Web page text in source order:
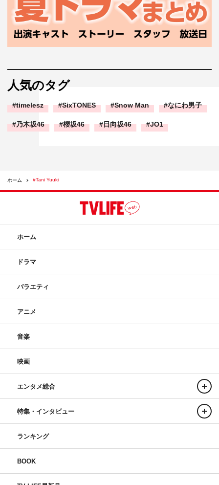
人気のタグ
timelesz SixTONES Snow Man なにわ男子
乃木坂46 櫻坂46 日向坂46 JO1
ホーム #Tani Yuuki
ホーム
ドラマ
バラエティ
アニメ
音楽
映画
エンタメ総合
特集・インタビュー
ランキング
BOOK